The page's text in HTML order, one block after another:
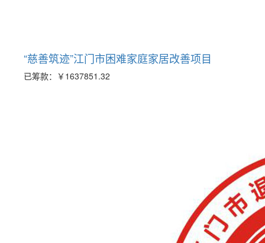
“慈善筑迹”江门市困难家庭家居改善项目
已筹款： ￥1637851.32